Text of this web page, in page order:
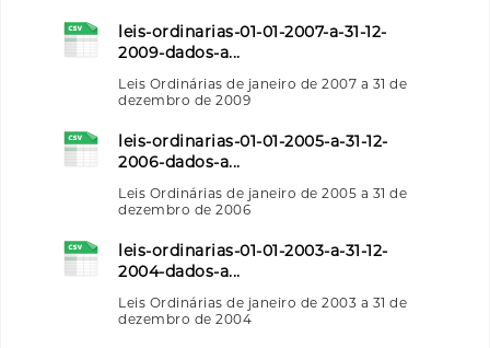
leis-ordinarias-01-01-2007-a-31-12-
2009-dados-a...
Leis Ordinárias de janeiro de 2007 a 31 de
dezembro de 2009
leis-ordinarias-01-01-2005-a-31-12-
2006-dados-a...
Leis Ordinárias de janeiro de 2005 a 31 de
dezembro de 2006
leis-ordinarias-01-01-2003-a-31-12-
2004-dados-a...
Leis Ordinárias de janeiro de 2003 a 31 de
dezembro de 2004